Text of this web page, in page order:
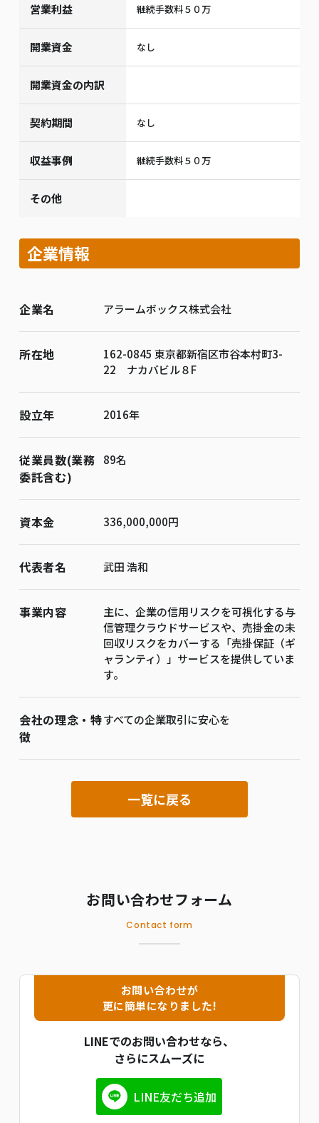
営業利益 継続手数料５０万
開業資金 なし
開業資金の内訳
契約期間 なし
収益事例 継続手数料５０万
その他
企業情報
企業名 アラームボックス株式会社
所在地
162-0845 東京都新宿区市谷本村町3-
22 ナカバビル８F
設立年 2016年
従業員数(業務
委託含む)
89名
資本金 336,000,000円
代表者名 武田 浩和
事業内容
主に、企業の信用リスクを可視化する与
信管理クラウドサービスや、売掛金の未
回収リスクをカバーする「売掛保証（ギ
ャランティ）」サービスを提供していま
す。
会社の理念・特
徴
すべての企業取引に安心を
一覧に戻る
お問い合わせフォーム
Contact form
お問い合わせが
更に簡単になりました!
LINEでのお問い合わせなら、
さらにスムーズに
LINE友だち追加